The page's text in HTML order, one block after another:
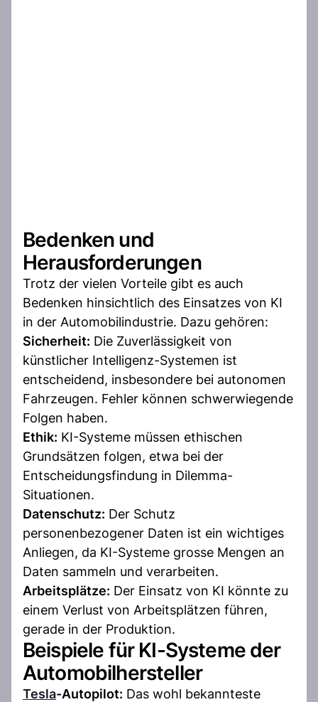
Bedenken und
Herausforderungen
Trotz der vielen Vorteile gibt es auch
Bedenken hinsichtlich des Einsatzes von KI
in der Automobilindustrie. Dazu gehören:
Sicherheit: Die Zuverlässigkeit von
künstlicher Intelligenz-Systemen ist
entscheidend, insbesondere bei autonomen
Fahrzeugen. Fehler können schwerwiegende
Folgen haben.
Ethik: KI-Systeme müssen ethischen
Grundsätzen folgen, etwa bei der
Entscheidungsfindung in Dilemma-
Situationen.
Datenschutz: Der Schutz
personenbezogener Daten ist ein wichtiges
Anliegen, da KI-Systeme grosse Mengen an
Daten sammeln und verarbeiten.
Arbeitsplätze: Der Einsatz von KI könnte zu
einem Verlust von Arbeitsplätzen führen,
gerade in der Produktion.
Beispiele für KI-Systeme der
Automobilhersteller
Tesla-Autopilot: Das wohl bekannteste